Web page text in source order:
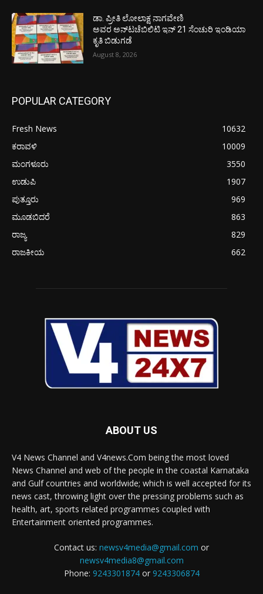
ಡಾ. ಪ್ರೀತಿ ಲೋಲಾಕ್ಷ ನಾಗವೇಣಿ
ಅವರ ಅನ್‌ಟಚೆಬಿಲಿಟಿ ಇನ್ 21 ಸೆಂಚುರಿ ಇಂಡಿಯಾ
ಕೃತಿ ಬಿಡುಗಡೆ
August 8, 2026
POPULAR CATEGORY
Fresh News
10632
ಕರಾವಳಿ
10009
ಮಂಗಳೂರು
3550
ಉಡುಪಿ
1907
ಪುತ್ತೂರು
969
ಮೂಡಬಿದರೆ
863
ರಾಜ್ಯ
829
ರಾಜಕೀಯ
662
ABOUT US
V4 News Channel and V4news.Com being the most loved
News Channel and web of the people in the coastal Karnataka
and Gulf countries and worldwide; which is well accepted for its
news cast, throwing light over the pressing problems such as
health, art, sports related programmes coupled with
Entertainment oriented programmes.
Contact us: newsv4media@gmail.com or
newsv4media8@gmail.com
Phone: 9243301874or 9243306874